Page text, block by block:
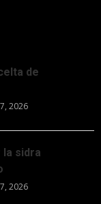
de
2026
sidra
2026